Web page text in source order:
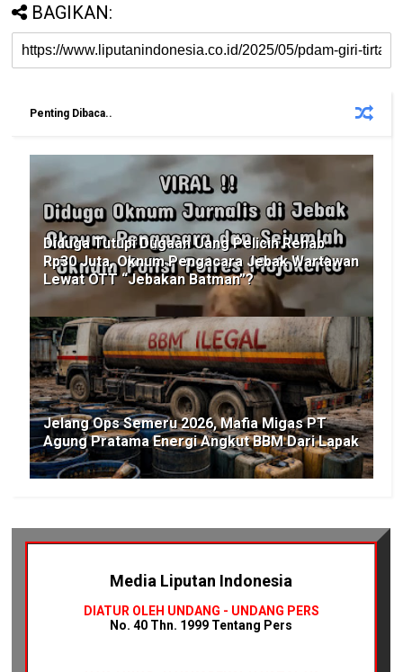
BAGIKAN:
Penting Dibaca..
Diduga Tutupi Dugaan Uang Pelicin Rehab
Rp30 Juta, Oknum Pengacara Jebak Wartawan
Lewat OTT “Jebakan Batman”?
Jelang Ops Semeru 2026, Mafia Migas PT
Agung Pratama Energi Angkut BBM Dari Lapak
Media Liputan Indonesia
DIATUR OLEH UNDANG - UNDANG PERS
No. 40 Thn. 1999 Tentang Pers